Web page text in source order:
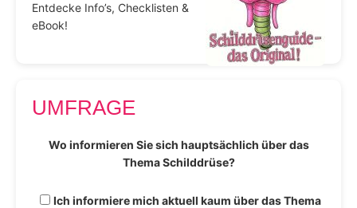
Entdecke Info’s, Checklisten &
eBook!
UMFRAGE
Wo informieren Sie sich hauptsächlich über das
Thema Schilddrüse?
Ich informiere mich aktuell kaum über das Thema